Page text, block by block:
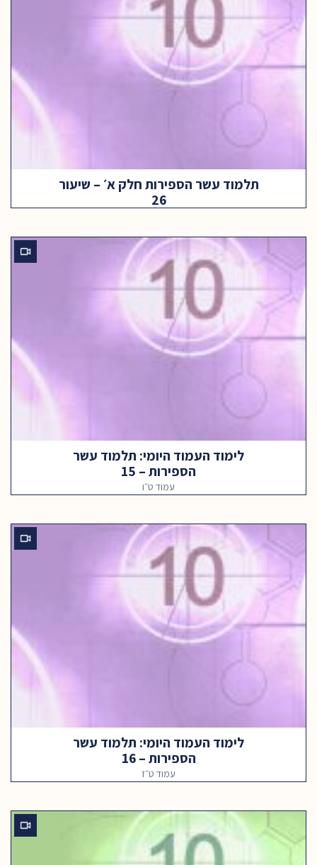
תלמוד עשר הספירות חלק א׳ – שיעור
26
לימוד העמוד היומי: תלמוד עשר
הספירות – 15
עמוד ט״ו
לימוד העמוד היומי: תלמוד עשר
הספירות – 16
עמוד ט״ז